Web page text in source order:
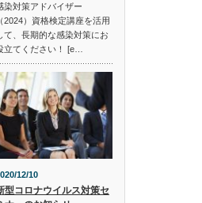
染対策アドバイザー
（2024）資格検定講座を活用
て、長期的な感染対策にお
立てください！ [e…
12/10
型コロナウイルス対策セ